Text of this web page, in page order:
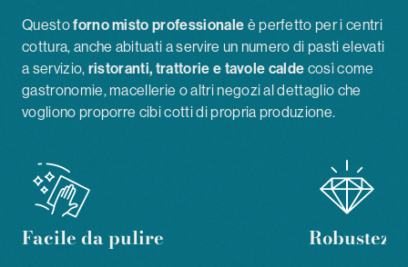
Questoforno misto professionale è perfetto per i centri
cottura, anche abituati a servire un numero di pasti elevati
a servizio, ristoranti, trattorie e tavole calde così come
gastronomie, macellerie o altri negozi al dettaglio che
vogliono proporre cibi cotti di propria produzione.
Facile da pulire